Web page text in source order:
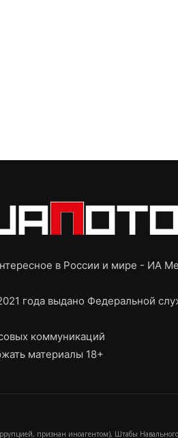
в России и мире - ИА
года выдано Федеральной
коммуникаций
материалы 18+
признан иноагентом), Штабы